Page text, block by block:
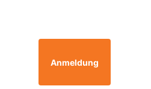
Anmeldung